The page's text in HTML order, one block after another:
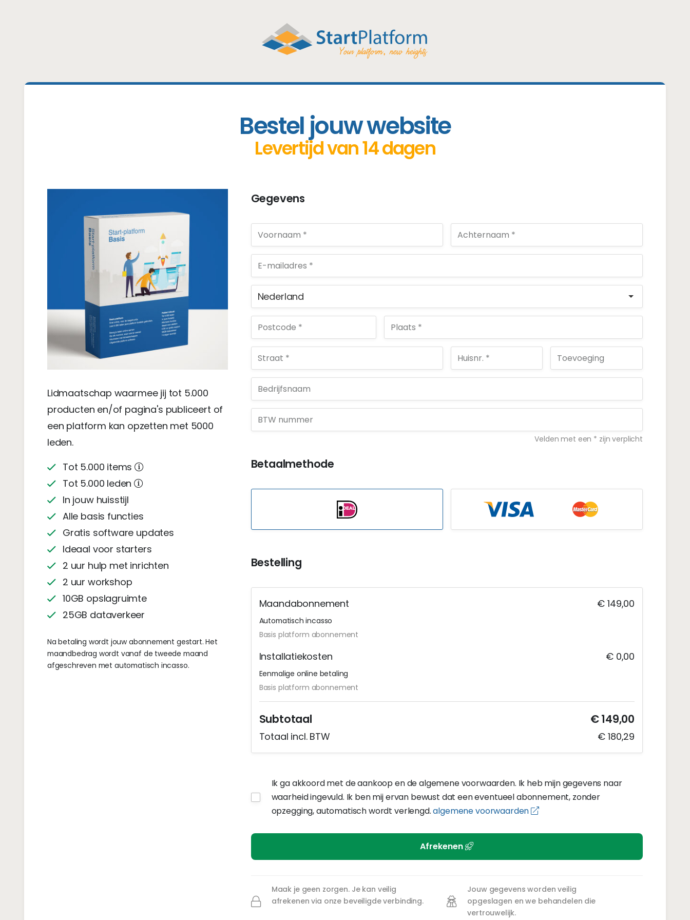
Bestel jouw website
Levertijd van 14 dagen
Gegevens
Nederland
Velden met een * zijn verplicht
Betaalmethode
Bestelling
Maandabonnement
Automatisch incasso
Basis platform abonnement
€ 149,00
Installatiekosten
Eenmalige online betaling
Basis platform abonnement
€ 0,00
Subtotaal € 149,00
Totaal incl. BTW € 180,29
Ik ga akkoord met de aankoop en de algemene voorwaarden. Ik heb mijn gegevens naar
waarheid ingevuld. Ik ben mij ervan bewust dat een eventueel abonnement, zonder
opzegging, automatisch wordt verlengd.algemene voorwaarden
Afrekenen
Maak je geen zorgen. Je kan veilig
afrekenen via onze beveiligde verbinding.
Jouw gegevens worden veilig
opgeslagen en we behandelen die
vertrouwelijk.
Lidmaatschap waarmee jij tot 5.000
producten en/of pagina's publiceert of
een platform kan opzetten met 5000
leden.
Tot 5.000 items
Tot 5.000 leden
In jouw huisstijl
Alle basis functies
Gratis software updates
Ideaal voor starters
2 uur hulp met inrichten
2 uur workshop
10GB opslagruimte
25GB dataverkeer
Na betaling wordt jouw abonnement gestart. Het
maandbedrag wordt vanaf de tweede maand
afgeschreven met automatisch incasso.